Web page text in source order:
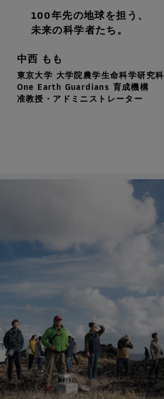
100年先の地球を担う、
未来の科学者たち。
中西 もも
東京大学 大学院農学生命科学研究科
One Earth Guardians 育成機構
准教授・アドミニストレーター